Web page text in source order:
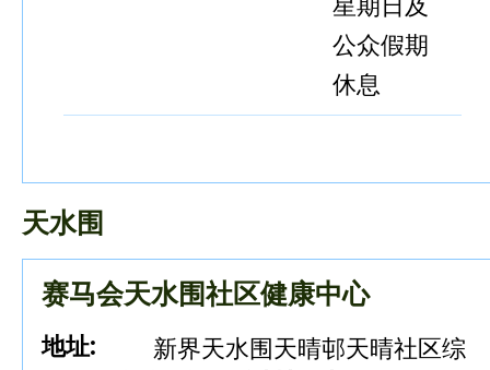
公众假期
休息
天水围
赛马会天水围社区健康中心
地址:
新界天水围天晴邨天晴社区综